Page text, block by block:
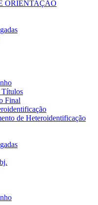
ORIENTAÇÃO
Títulos
Final
de Heteroidentificação